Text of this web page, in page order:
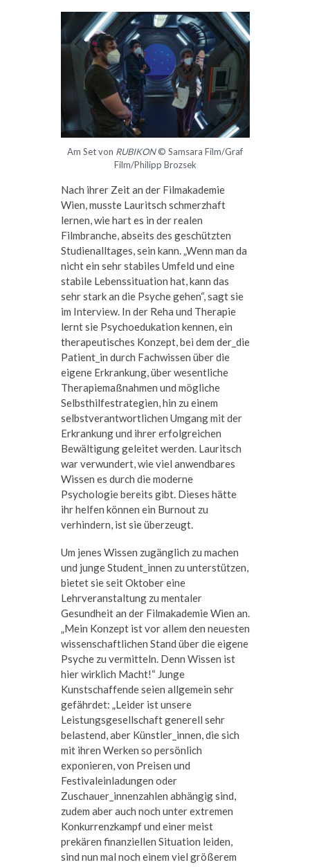
Am Set von RUBIKON© Samsara Film/Graf
Film/Philipp Brozsek
Nach ihrer Zeit an der Filmakademie
Wien, musste Lauritsch schmerzhaft
lernen, wie hart es in der realen
Filmbranche, abseits des geschützten
Studienalltages, sein kann. „Wenn man da
nicht ein sehr stabiles Umfeld und eine
stabile Lebenssituation hat, kann das
sehr stark an die Psyche gehen“, sagt sie
im Interview. In der Reha und Therapie
lernt sie Psychoedukation kennen, ein
therapeutisches Konzept, bei dem der_die
Patient_in durch Fachwissen über die
eigene Erkrankung, über wesentliche
Therapiemaßnahmen und mögliche
Selbsthilfestrategien, hin zu einem
selbstverantwortlichen Umgang mit der
Erkrankung und ihrer erfolgreichen
Bewältigung geleitet werden. Lauritsch
war verwundert, wie viel anwendbares
Wissen es durch die moderne
Psychologie bereits gibt. Dieses hätte
ihr helfen können ein Burnout zu
verhindern, ist sie überzeugt.
Um jenes Wissen zugänglich zu machen
und junge Student_innen zu unterstützen,
bietet sie seit Oktober eine
Lehrveranstaltung zu mentaler
Gesundheit an der Filmakademie Wien an.
„Mein Konzept ist vor allem den neuesten
wissenschaftlichen Stand über die eigene
Psyche zu vermitteln. Denn Wissen ist
hier wirklich Macht!“ Junge
Kunstschaffende seien allgemein sehr
gefährdet: „Leider ist unsere
Leistungsgesellschaft generell sehr
belastend, aber Künstler_innen, die sich
mit ihren Werken so persönlich
exponieren, von Preisen und
Festivaleinladungen oder
Zuschauer_innenzahlen abhängig sind,
zudem aber auch noch unter extremen
Konkurrenzkampf und einer meist
prekären finanziellen Situation leiden,
sind nun mal noch einem viel größerem